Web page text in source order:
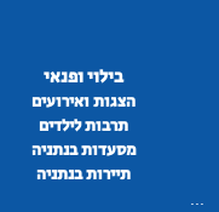
בילוי ופנאי
הצגות ואירועים
תרבות לילדים
מסעדות בנתניה
תיירות בנתניה
...